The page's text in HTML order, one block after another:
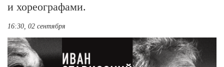
и хореографами.
16:30, 02 сентября